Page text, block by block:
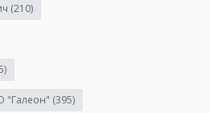
(210)
"Галеон" (395)